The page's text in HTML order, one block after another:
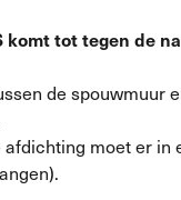
komt tot tegen de
de spouwmuur
afdichting moet er